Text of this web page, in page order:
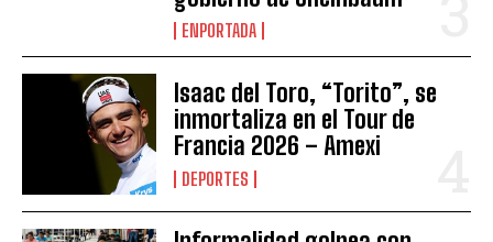
ENPORTADA
Isaac del Toro, “Torito”, se
inmortaliza en el Tour de
Francia 2026 – Amexi
DEPORTES